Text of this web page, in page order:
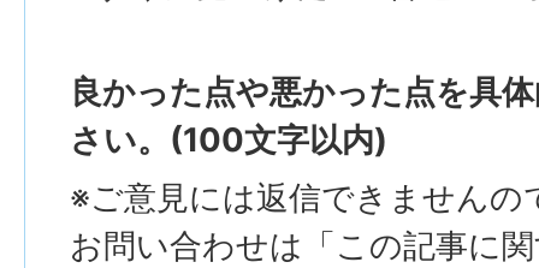
良かった点や悪かった点を具
さい。(100文字以内)
※ご意見には返信できませんの
お問い合わせは「この記事に